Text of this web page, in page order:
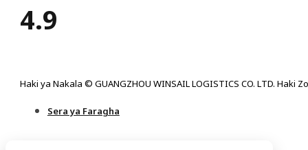
4.9
Haki ya Nakala © GUANGZHOU WINSAIL LOGISTICS CO. LTD. Haki
Sera ya Faragha